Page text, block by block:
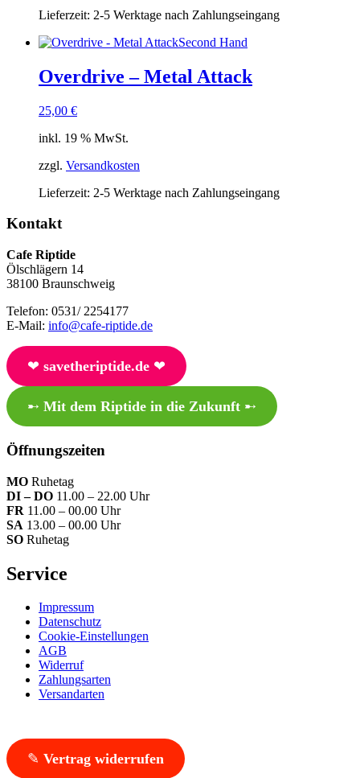
Lieferzeit: 2-5 Werktage nach Zahlungseingang
Second Hand
Overdrive – Metal Attack
25,00 €
inkl. 19 % MwSt.
zzgl. Versandkosten
Lieferzeit: 2-5 Werktage nach Zahlungseingang
Kontakt
Cafe Riptide
Ölschlägern 14
38100 Braunschweig
Telefon: 0531/ 2254177
E-Mail: info@cafe-riptide.de
❤︎ savetheriptide.de❤︎
➸ Mit dem Riptide in die Zukunft➸
Öffnungszeiten
MO Ruhetag
DI – DO 11.00 – 22.00 Uhr
FR 11.00 – 00.00 Uhr
SA 13.00 – 00.00 Uhr
SO Ruhetag
Service
Impressum
Datenschutz
Cookie-Einstellungen
AGB
Widerruf
Zahlungsarten
Versandarten
✎ Vertrag widerrufen